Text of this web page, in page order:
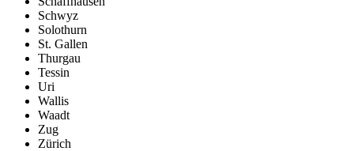
Schwyz
Solothurn
St. Gallen
Thurgau
Tessin
Uri
Wallis
Waadt
Zug
Zürich